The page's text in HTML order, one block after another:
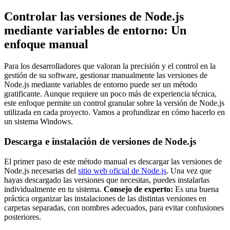
Controlar las versiones de Node.js
mediante variables de entorno: Un
enfoque manual
Para los desarrolladores que valoran la precisión y el control en la
gestión de su software, gestionar manualmente las versiones de
Node.js mediante variables de entorno puede ser un método
gratificante. Aunque requiere un poco más de experiencia técnica,
este enfoque permite un control granular sobre la versión de Node.js
utilizada en cada proyecto. Vamos a profundizar en cómo hacerlo en
un sistema Windows.
Descarga e instalación de versiones de Node.js
El primer paso de este método manual es descargar las versiones de
Node.js necesarias del sitio web oficial de Node.js. Una vez que
hayas descargado las versiones que necesitas, puedes instalarlas
individualmente en tu sistema. Consejo de experto: Es una buena
práctica organizar las instalaciones de las distintas versiones en
carpetas separadas, con nombres adecuados, para evitar confusiones
posteriores.